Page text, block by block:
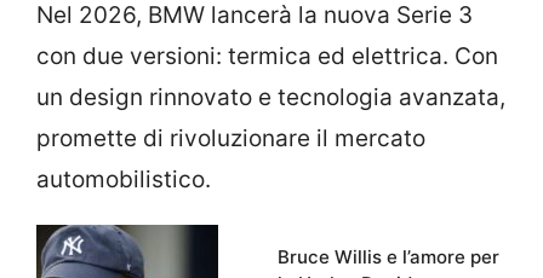
Nel 2026, BMW lancerà la nuova Serie 3
con due versioni: termica ed elettrica. Con
un design rinnovato e tecnologia avanzata,
promette di rivoluzionare il mercato
automobilistico.
Bruce Willis e l’amore per